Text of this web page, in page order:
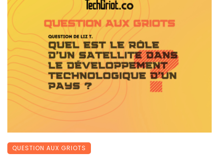
QUESTION AUX GRIOTS